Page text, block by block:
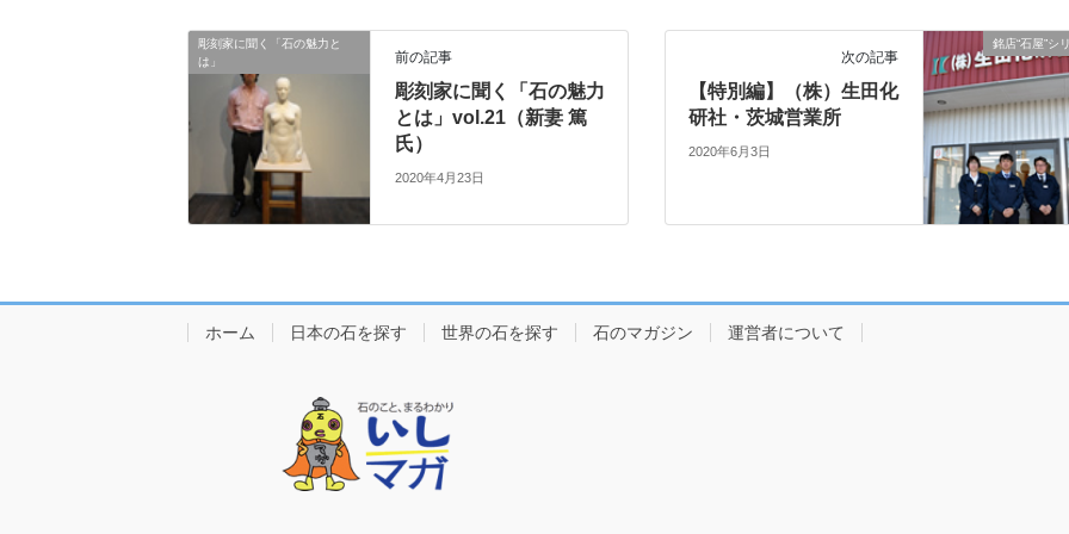
彫刻家に聞く「石の魅力と
は」
前の記事
彫刻家に聞く「石の魅力
とは」vol.21（新妻 篤
氏）
2020年4月23日
銘店“石屋”シ
次の記事
【特別編】（株）生田化
研社・茨城営業所
2020年6月3日
ホーム 日本の石を探す 世界の石を探す 石のマガジン 運営者について